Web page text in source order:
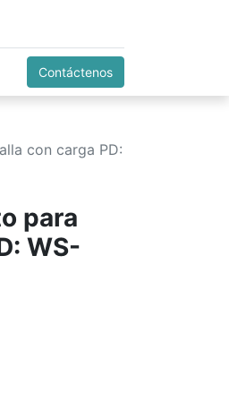
Contáctenos
con carga PD:
para
WS-